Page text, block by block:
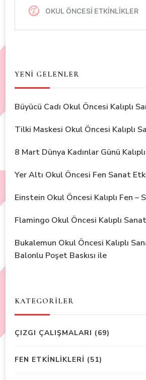
YENİ GELENLER
Büyücü Cadı Okul Öncesi Kalıplı
Tilki Maskesi Okul Öncesi Kalıplı
8 Mart Dünya Kadınlar Günü
Yer Altı Okul Öncesi Fen Sanat
Einstein Okul Öncesi Kalıplı Fen –
Flamingo Okul Öncesi Kalıplı
Bukalemun Okul Öncesi Kalıplı
Balonlu Poşet Baskısı ile
KATEGORİLER
ÇIZGI ÇALIŞMALARI (69)
FEN ETKİNLİKLERİ (51)